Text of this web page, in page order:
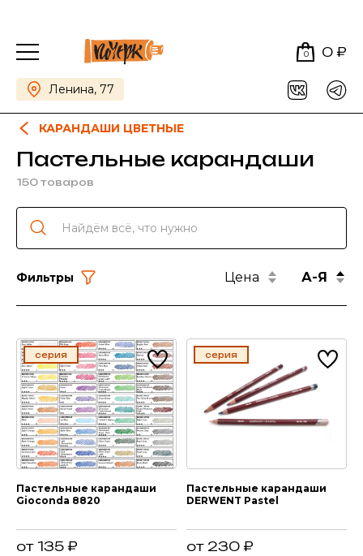
0 0 ₽
Ленина, 77
КАРАНДАШИ ЦВЕТНЫЕ
Пастельные карандаши
150 товаров
Фильтры Цена А-Я
серия
Пастельные карандаши
Gioconda 8820
от 135 ₽
серия
Пастельные карандаши
DERWENT Pastel
от 230 ₽